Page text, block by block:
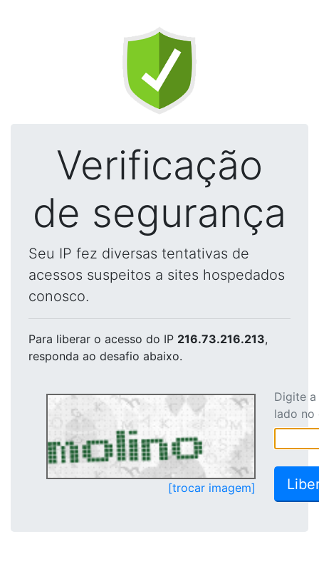
Verificação
de segurança
Seu IP fez diversas tentativas de
acessos suspeitos a sites hospedados
conosco.
Para liberar o acesso do IP 216.73.216.213,
responda ao desafio abaixo.
[trocar imagem]
Digite
lado no